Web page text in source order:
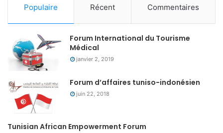
Populaire Récent Commentaires
Forum International du Tourisme
Médical
janvier 2, 2019
Forum d’affaires tuniso-indonésien
juin 22, 2018
Tunisian African Empowerment Forum